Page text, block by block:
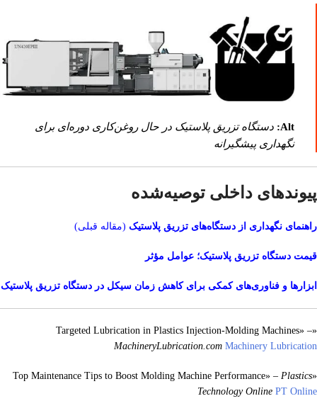
Alt: دستگاه تزریق پلاستیک در حال روغن‌کاری دوره‌ای برای
نگهداری پیشگیرانه
پیوندهای داخلی توصیه‌شده
راهنمای نگهداری از دستگاه‌های تزریق پلاستیک (مقاله قبلی)
قیمت دستگاه تزریق پلاستیک؛ عوامل مؤثر
ابزارها و فناوری‌های کمکی برای کاهش زمان سیکل در دستگاه تزریق پلاستیک
«Targeted Lubrication in Plastics Injection‑Molding Machines» –
MachineryLubrication.com Machinery Lubrication
«Top Maintenance Tips to Boost Molding Machine Performance» –
Plastics
Technology Online PT Online